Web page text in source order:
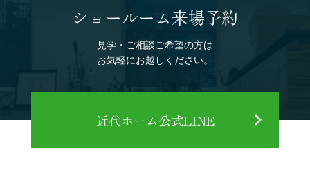
ショールーム来場予約
見学・ご相談ご希望の方は
お気軽にお越しください。
近代ホーム公式LINE